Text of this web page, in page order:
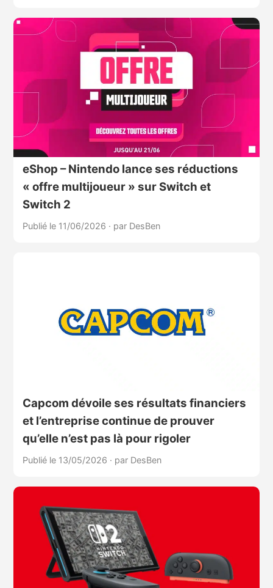
eShop – Nintendo lance ses réductions
« offre multijoueur » sur Switch et
Switch 2
Publié le 11/06/2026 · par DesBen
Capcom dévoile ses résultats financiers
et l’entreprise continue de prouver
qu’elle n’est pas là pour rigoler
Publié le 13/05/2026 · par DesBen